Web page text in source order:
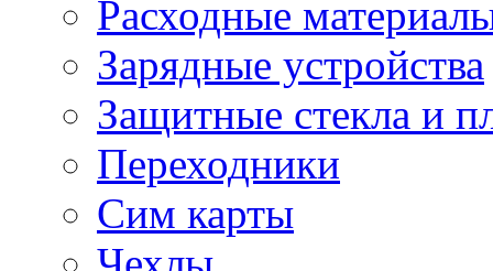
Расходные
Зарядные устройства
Защитные стекла и
Переходники
Сим карты